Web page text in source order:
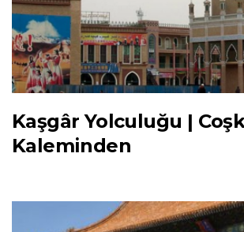
Kaşgâr Yolculuğu |
Kaleminden